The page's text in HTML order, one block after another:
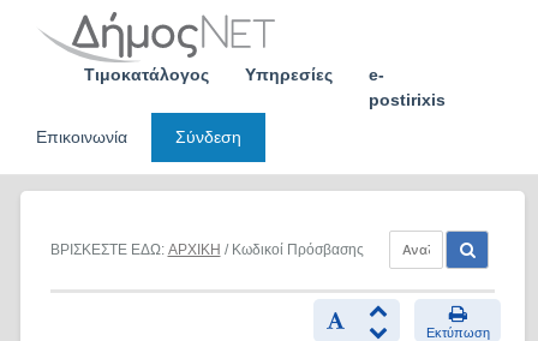
Τιμοκατάλογος Υπηρεσίες
e-
postirixis
Επικοινωνία
Σύνδεση
ΒΡΙΣΚΕΣΤΕ ΕΔΩ: ΑΡΧΙΚΗ / Κωδικοί Πρόσβασης
Εκτύπωση